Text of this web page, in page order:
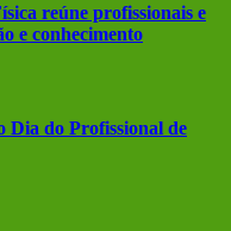
reúne profissionais e
e conhecimento
Dia do Profissional de